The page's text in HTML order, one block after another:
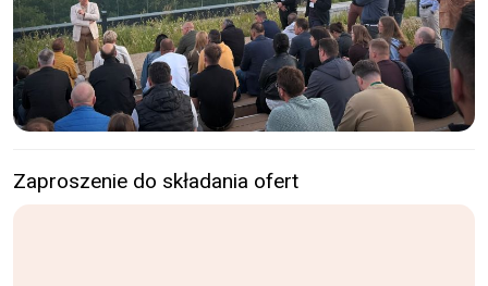
Zaproszenie do składania ofert